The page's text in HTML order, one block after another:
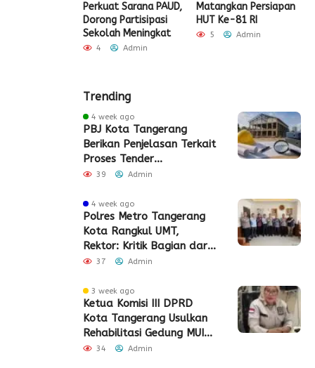
Perkuat Sarana PAUD,
Dorong Partisipasi
Sekolah Meningkat
4 Admin
Matangkan Persiapan
HUT Ke-81 RI
5 Admin
Trending
4 week ago
PBJ Kota Tangerang
Berikan Penjelasan Terkait
Proses Tender
Pembangunan Eks Pabrik
39 Admin
4 week ago
Polres Metro Tangerang
Kota Rangkul UMT,
Rektor: Kritik Bagian dari
Demokrasi
37 Admin
3 week ago
Ketua Komisi III DPRD
Kota Tangerang Usulkan
Rehabilitasi Gedung MUI
Periuk
34 Admin